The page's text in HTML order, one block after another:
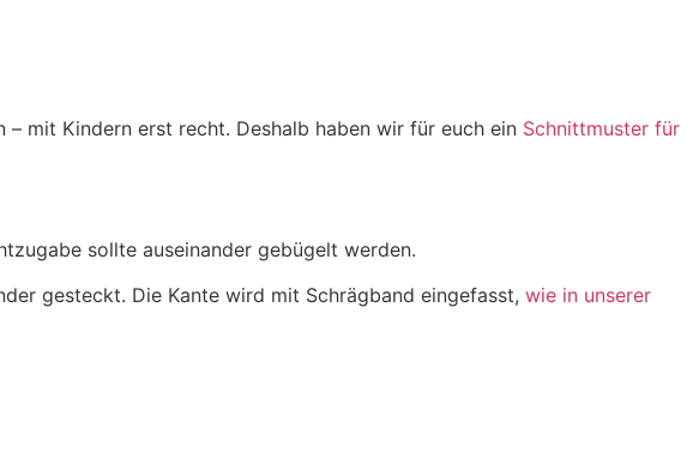
mit Kindern erst recht. Deshalb haben wir für euch ein Schnittmuster für
sollte auseinander gebügelt werden.
gesteckt. Die Kante wird mit Schrägband eingefasst, wie in unserer